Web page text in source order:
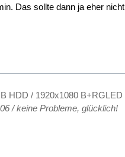
Das sollte dann ja eher
HDD / 1920x1080
/ keine Probleme, glücklich!